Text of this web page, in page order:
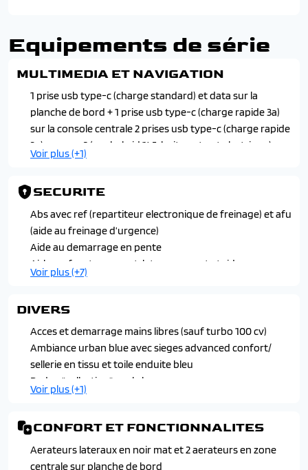
Equipements de série
MULTIMEDIA ET NAVIGATION
1 prise usb type-c (charge standard) et data sur la
planche de bord + 1 prise usb type-c (charge rapide 3a)
sur la console centrale 2 prises usb type-c (charge rapide
3a) en rang 2 (sur hybrid 145, boite auto et electrique)
Apple carplay et android auto sans fil
lcd) avec c-zen lounge version essence
Systeme audio numerique mp3 6 hp
Voir plus (+1)
SECURITE
Abs avec ref (repartiteur electronique de freinage) et afu
(aide au freinage d’urgence)
Aide au demarrage en pente
Airbags frontaux avant, lateraux avant et rideaux
Allumage des feux de detresse en cas de forte
Boitier telematique : appels d'urgence et citroen
assistance
Condamnation centralisee avec plip
Detection de sous-gonflage
Esp (controle dynamique de stabilite)
Fixations isofix sur les 2 places latérales arriere avec 3
Securite enfant mecanique
Voir plus (+7)
DIVERS
Acces et demarrage mains libres (sauf turbo 100 cv)
Ambiance urban blue avec sieges advanced confort/
sellerie en tissu et toile enduite bleu
Badge "collection" sur le hayon
Jantes alliage 17 " aragonite noires
Voir plus (+1)
CONFORT ET FONCTIONNALITES
Aerateurs lateraux en noir mat et 2 aerateurs en zone
centrale sur planche de bord